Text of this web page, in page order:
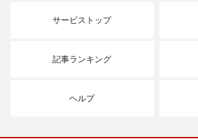
サービストップ
記事ランキング
ヘルプ